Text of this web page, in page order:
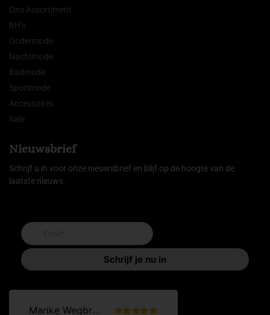
Ons Assortiment
BH’s
Ondermode
Nachtmode
Badmode
Sportmode
Accessoires
Sale
Nieuwsbrief
Schrijf u in voor onze nieuwsbrief en blijf op de hoogte van de
laatste nieuws.